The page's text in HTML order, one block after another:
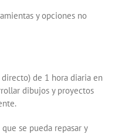
y opciones no
de 1 hora diaria en
dibujos y proyectos
se pueda repasar y